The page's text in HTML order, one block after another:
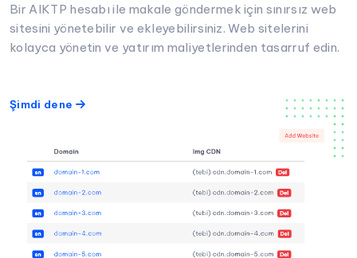
Bir AIKTP hesabı ile makale göndermek için sınırsız web
sitesini yönetebilir ve ekleyebilirsiniz. Web sitelerini
kolayca yönetin ve yatırım maliyetlerinden tasarruf edin.
Şimdi dene